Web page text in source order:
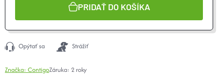
PRIDAŤ DO KOŠÍKA
Opýtať sa Strážiť
Značka: ContigoZáruka: 2 roky